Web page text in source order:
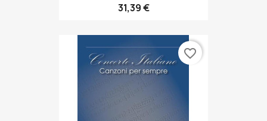
31,39 €
favorite_border